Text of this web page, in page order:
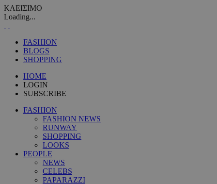
ΚΛΕΙΣΙΜΟ
Loading...
FASHION
BLOGS
SHOPPING
HOME
LOGIN
SUBSCRIBE
FASHION
FASHION NEWS
RUNWAY
SHOPPING
LOOKS
PEOPLE
NEWS
CELEBS
PAPARAZZI